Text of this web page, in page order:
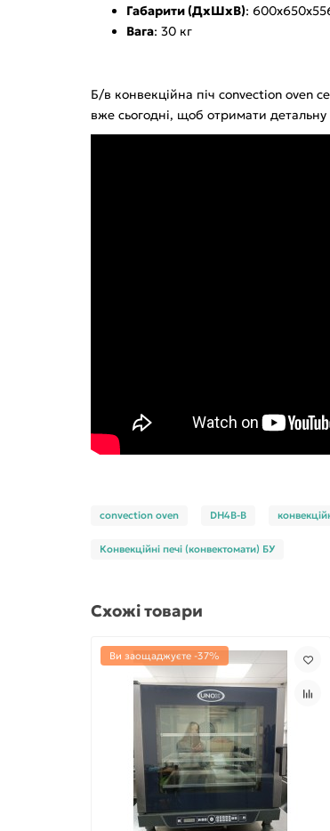
Габарити (ДхШхВ):
Вага: 30 кг
Б/в конвекційна піч convection oven
вже сьогодні, щоб отримати
convection oven DH4B-B
Конвекційні печі (конвектомати) БУ
Схожі товари
Ви заощаджуєте -37%